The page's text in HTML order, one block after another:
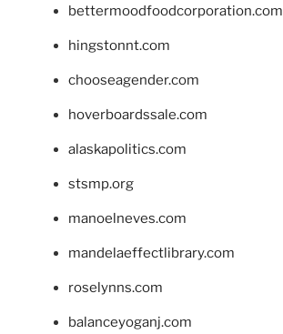
bettermoodfoodcorporation.com
hingstonnt.com
chooseagender.com
hoverboardssale.com
alaskapolitics.com
stsmp.org
manoelneves.com
mandelaeffectlibrary.com
roselynns.com
balanceyoganj.com